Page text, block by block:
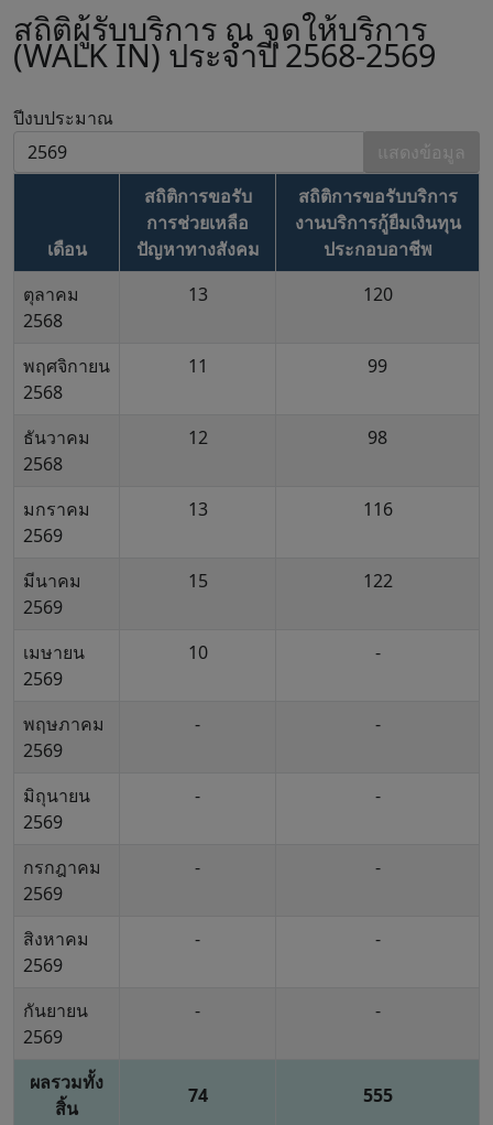
สถิติผู้รับบริการ ณ จุดให้บริการ
(WALK IN) ประจำปี 2568-2569
ปีงบประมาณ
แสดงข้อมูล
เดือน
สถิติการขอรับ
การช่วยเหลือ
ปัญหาทางสังคม
สถิติการขอรับบริการ
งานบริการกู้ยืมเงินทุน
ประกอบอาชีพ
ตุลาคม
2568
13 120
พฤศจิกายน
2568
11 99
ธันวาคม
2568
12 98
มกราคม
2569
13 116
มีนาคม
2569
15 122
เมษายน
2569
10 -
พฤษภาคม
2569
- -
มิถุนายน
2569
- -
กรกฎาคม
2569
- -
สิงหาคม
2569
- -
กันยายน
2569
- -
ผลรวมทั้ง
สิ้น
74 555